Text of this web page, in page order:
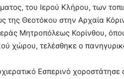
του Ιερού Κλήρου, των
της Θεοτόκου στην Αρχαία
Μητροπόλεως Κορίνθου,
χώρου, τελέσθηκε ο
Εσπερινό